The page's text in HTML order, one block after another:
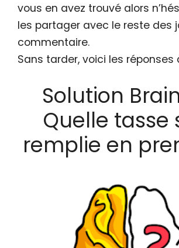
vous en avez trouvé alors
les partager avec le reste des
commentaire.
Sans tarder, voici les réponses
Solution
Quelle tasse
remplie en